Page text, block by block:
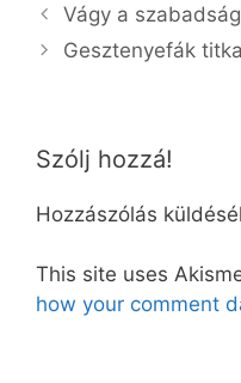
Vágy a
Gesztenyefák
Szólj hozzá!
Hozzászólás
This site uses
how your comment